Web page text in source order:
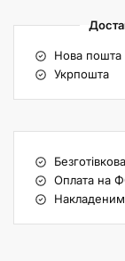
Нова пошта
Укрпошта
Оплата на